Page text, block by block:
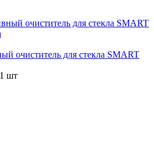
очиститель для стекла SMART
шт